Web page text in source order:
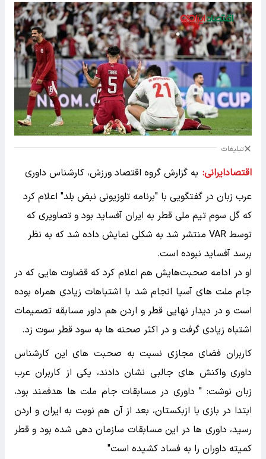
تبلیغات
اقتصادایرانی: به گزارش گروه اقتصاد ورزش، کارشناس داوری
عرب زبان در گفتگویی با "برنامه تلوزیونی نبض بلد" اعلام کرد
که گل سوم تیم ملی قطر به ایران آفساید بود و تصاویری که
توسط VAR منتشر شد به شکلی نمایش داده شد که به نظر
برسد آفساید نبوده است.
او در ادامه صحبت‌هایش هم اعلام کرد که قضاوت هایی که در
جام ملت های آسیا انجام شد با اشتباهات زیادی همراه بوده
است و در دیدار نهایی قطر و اردن هم داور مسابقه تصمیمات
اشتباه زیادی گرفت و در اکثر صحنه ها به سود قطر سوت زد.
کاربران فضای مجازی نسبت به صحبت های این کارشناس
داوری واکنش های جالبی نشان دادند، یکی از کاربران عرب
زبان نوشت: " داوری در مسابقات جام ملت ها هدفمند بود،
ابتدا در بازی با ازبکستان، بعد از آن هم نوبت به ایران و اردن
رسید، داوری ها در این مسابقات سازمان دهی شده بود و قطر
کمیته داوران را به فساد کشیده است"